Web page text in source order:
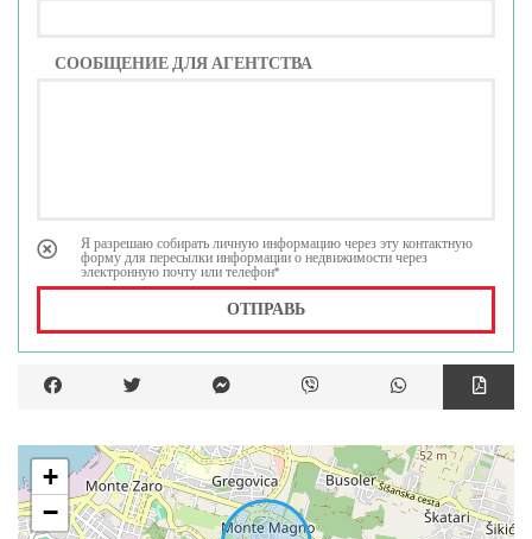
СООБЩЕНИЕ ДЛЯ АГЕНТСТВА
Я разрешаю собирать личную информацию через эту контактную
форму для пересылки информации о недвижимости через
электронную почту или телефон*
ОТПРАВЬ
+
−